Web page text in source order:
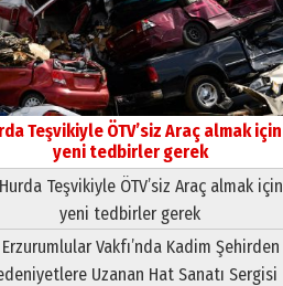
Teşvikiyle ÖTV’siz Araç almak için
yeni tedbirler gerek
Teşvikiyle ÖTV’siz Araç almak için
yeni tedbirler gerek
Vakfı’nda Kadim Şehirden
Uzanan Hat Sanatı Sergisi
Neşat YALÇIN
Paranın Aile Kültüründeki Yeri
03 Ağustos 2026 Pazartesi